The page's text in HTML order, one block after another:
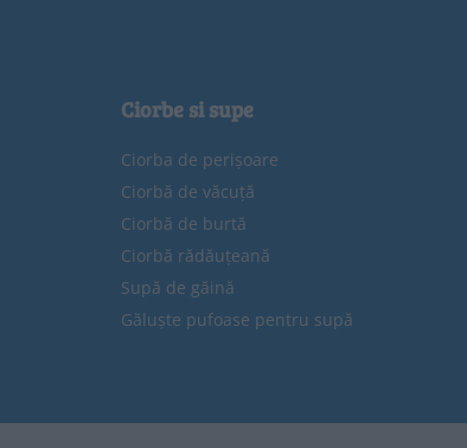
Ciorbe si supe
Ciorba de perișoare
Ciorbă de văcuță
Ciorbă de burtă
Ciorbă rădăuțeană
Supă de găină
Găluște pufoase pentru supă